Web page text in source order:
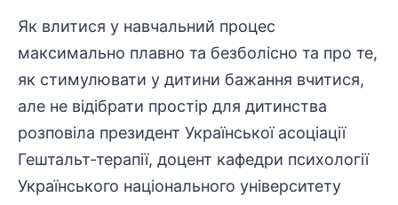
Як влитися у навчальний процес
максимально плавно та безболісно та про те,
як стимулювати у дитини бажання вчитися,
але не відібрати простір для дитинства
розповіла президент Української асоціації
Гештальт-терапії, доцент кафедри психології
Українського національного університету